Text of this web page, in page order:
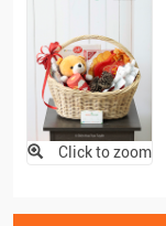
Click to zoom